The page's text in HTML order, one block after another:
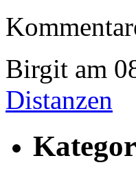
Birgit am
Distanzen